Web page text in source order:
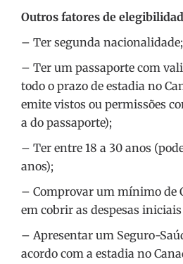
Outros fatores de
– Ter segunda nacionalidade;
– Ter um passaporte com
todo o prazo de estadia no
emite vistos ou permissões
a do passaporte);
– Ter entre 18 a 30 anos
anos);
– Comprovar um mínimo de
em cobrir as despesas
– Apresentar um Seguro-
acordo com a estadia no